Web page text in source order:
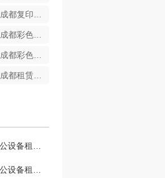
成都复印机租赁公司 BH450i
成都彩色复印机租赁 C368
成都彩色复印机出租 C458
成都租赁打印机公司 柯美 C450i
2026年川内办公设备租赁服务商观察：长期主义者的生存法则
2026年川内办公设备租赁服务商观察：长期主义者的生存法则